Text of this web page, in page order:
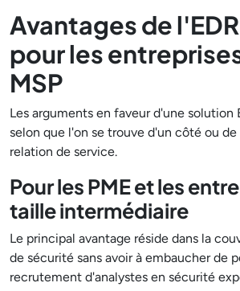
Avantages de
pour les
MSP
Les arguments en faveur d'une solution
selon que l'on se trouve d'un côté ou
relation de service.
Pour les PME et les
taille intermédiaire
Le principal avantage réside dans la
de sécurité sans avoir à embaucher de
recrutement d'analystes en sécurité